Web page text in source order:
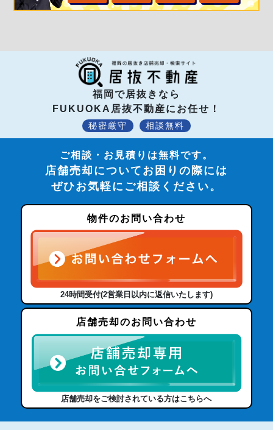
福岡で居抜きなら
FUKUOKA居抜不動産にお任せ！
秘密厳守 相談無料
ご相談・お見積りは無料です。
店舗売却についてお困りの際には
ぜひお気軽にご相談ください。
物件のお問い合わせ
24時間受付(2営業日以内に返信いたします)
店舗売却のお問い合わせ
店舗売却をご検討されている方はこちらへ